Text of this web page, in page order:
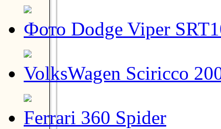
Фото Dodge Viper
VolksWagen Sciricco
Ferrari 360 Spider